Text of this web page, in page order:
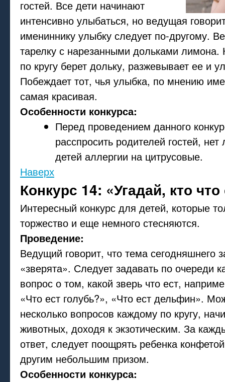
гостей. Все дети начинают
интенсивно улыбаться, но ведущая
имениннику улыбку следует по-другому.
тарелку с нарезанными дольками
по кругу берет дольку, разжевывает ее и
Побеждает тот, чья улыбка, по мнению
самая красивая.
Особенности конкурса:
Перед проведением данного
расспросить родителей гостей, нет
детей аллергии на цитрусовые.
Наверх
Конкурс 14: «Угадай, кто что
Интересный конкурс для детей, которые
торжество и еще немного стесняются.
Проведение:
Ведущий говорит, что тема сегодняшнего
«зверята». Следует задавать по очереди
вопрос о том, какой зверь что ест,
«Что ест голубь?», «Что ест дельфин».
несколько вопросов каждому по кругу,
животных, доходя к экзотическим. За
ответ, следует поощрять ребенка
другим небольшим призом.
Особенности конкурса: